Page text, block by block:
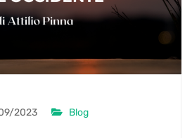
2023 Blog